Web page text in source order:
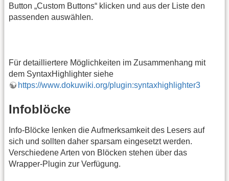
Button „Custom Buttons“ klicken und aus der Liste den
passenden auswählen.
Für detailliertere Möglichkeiten im Zusammenhang mit
dem SyntaxHighlighter siehe
https://www.dokuwiki.org/plugin:syntaxhighlighter3
Infoblöcke
Info-Blöcke lenken die Aufmerksamkeit des Lesers auf
sich und sollten daher sparsam eingesetzt werden.
Verschiedene Arten von Blöcken stehen über das
Wrapper-Plugin zur Verfügung.